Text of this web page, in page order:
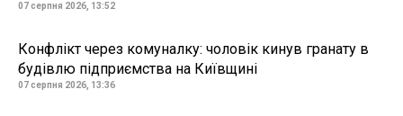
07 серпня 2026, 13:52
Конфлікт через комуналку: чоловік кинув гранату в
будівлю підприємства на Київщині
07 серпня 2026, 13:36